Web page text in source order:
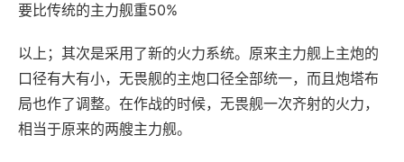
要比传统的主力舰重50%
以上；其次是采用了新的火力系统。原来主力舰上主炮的
口径有大有小，无畏舰的主炮口径全部统一，而且炮塔布
局也作了调整。在作战的时候，无畏舰一次齐射的火力，
相当于原来的两艘主力舰。